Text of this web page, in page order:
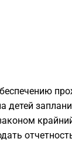
детей